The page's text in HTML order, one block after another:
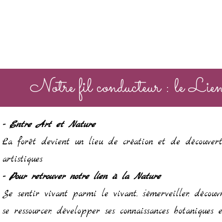
Notre fil conducteur : le
- Entre Art et Nature
La forêt devient un lieu de création et de
artistiques
- Pour retrouver notre lien à la Nature
Se sentir vivant parmi le vivant, s’émerveiller,
se ressourcer, développer ses connaissances botaniques